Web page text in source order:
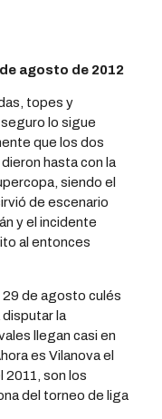
agosto de 2012
topes y
lo sigue
que los dos
hasta con la
siendo el
de escenario
y el incidente
al entonces
de agosto culés
la
llegan casi en
es Vilanova el
2011, son los
del torneo de liga